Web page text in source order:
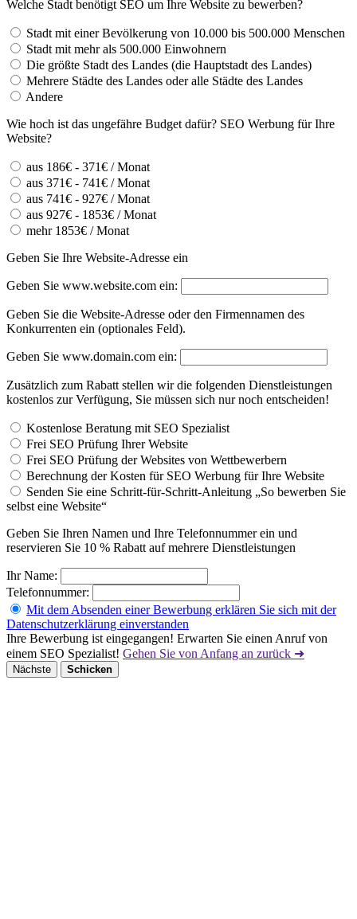
Welche Stadt benötigt SEO um Ihre Website zu bewerben?
Stadt mit einer Bevölkerung von 10.000 bis 500.000 Menschen
Stadt mit mehr als 500.000 Einwohnern
Die größte Stadt des Landes (die Hauptstadt des Landes)
Mehrere Städte des Landes oder alle Städte des Landes
Andere
Wie hoch ist das ungefähre Budget dafür? SEO Werbung für Ihre
Website?
aus 186€ - 371€ / Monat
aus 371€ - 741€ / Monat
aus 741€ - 927€ / Monat
aus 927€ - 1853€ / Monat
mehr 1853€ / Monat
Geben Sie Ihre Website-Adresse ein
Geben Sie www.website.com ein:
Geben Sie die Website-Adresse oder den Firmennamen des
Konkurrenten ein (optionales Feld).
Geben Sie www.domain.com ein:
Zusätzlich zum Rabatt stellen wir die folgenden Dienstleistungen
kostenlos zur Verfügung, Sie müssen sich nur noch entscheiden!
Kostenlose Beratung mit SEO Spezialist
Frei SEO Prüfung Ihrer Website
Frei SEO Prüfung der Websites von Wettbewerbern
Berechnung der Kosten für SEO Werbung für Ihre Website
Senden Sie eine Schritt-für-Schritt-Anleitung „So bewerben Sie
selbst eine Website“
Geben Sie Ihren Namen und Ihre Telefonnummer ein und
reservieren Sie 10 % Rabatt auf mehrere Dienstleistungen
Ihr Name:
Telefonnummer:
Mit dem Absenden einer Bewerbung erklären Sie sich mit der
Datenschutzerklärung einverstanden
Ihre Bewerbung ist eingegangen! Erwarten Sie einen Anruf von
einem SEO Spezialist! Gehen Sie von Anfang an zurück ➜
Nächste Schicken